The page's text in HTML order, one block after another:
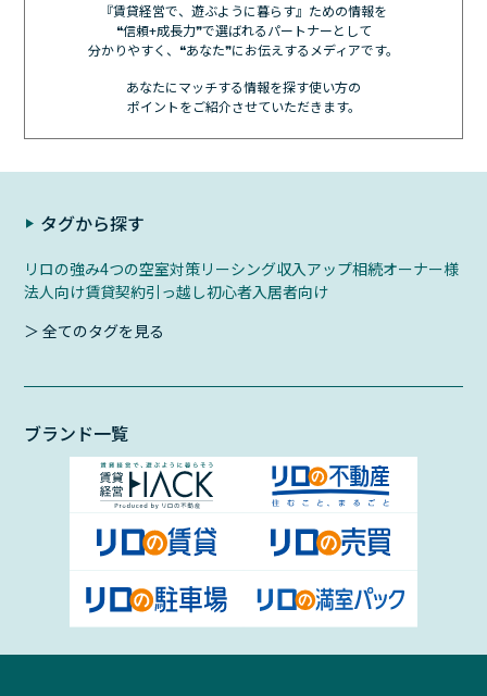
『賃貸経営で、遊ぶように暮らす』ための情報を
❝信頼+成長力❞で選ばれるパートナーとして
分かりやすく、❝あなた❞にお伝えするメディアです。
あなたにマッチする情報を探す使い方の
ポイントをご紹介させていただきます。
タグから探す
リロの強み4つの空室対策リーシング収入アップ相続オーナー様
法人向け賃貸契約引っ越し初心者入居者向け
＞ 全てのタグを見る
ブランド一覧